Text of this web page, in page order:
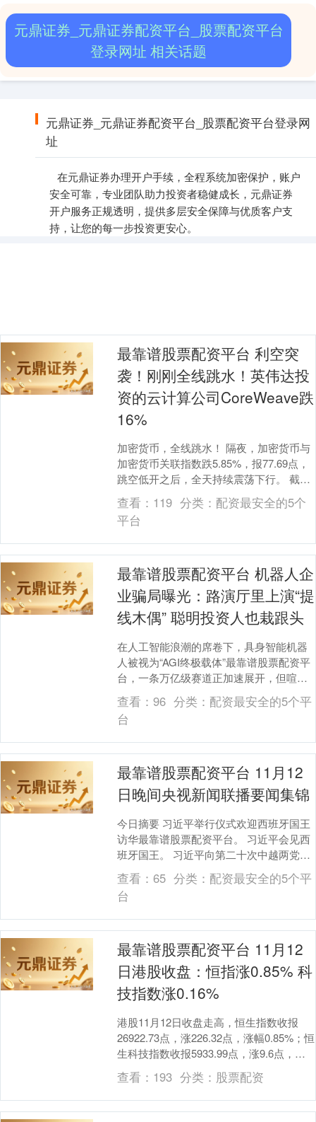
元鼎证券_元鼎证券配资平台_股票配资平台登录网
址
在元鼎证券办理开户手续，全程系统加密保护，账户
安全可靠，专业团队助力投资者稳健成长，元鼎证券
开户服务正规透明，提供多层安全保障与优质客户支
持，让您的每一步投资更安心。
元鼎证券_元鼎证券配资平台_股票配资平台
登录网址 相关话题
最靠谱股票配资平台 利空突
袭！刚刚全线跳水！英伟达投
资的云计算公司CoreWeave跌
16%
加密货币，全线跳水！ 隔夜，加密货币与
加密货币关联指数跌5.85%，报77.69点，
跳空低开之后，全天持续震荡下行。 截至
发稿，比特币跌超2.8%；币安币跌超3....
查看： 119 分类： 配资最安全的5个
平台
最靠谱股票配资平台 机器人企
业骗局曝光：路演厅里上演“提
线木偶” 聪明投资人也栽跟头
在人工智能浪潮的席卷下，具身智能机器
人被视为“AGI终极载体”最靠谱股票配资平
台，一条万亿级赛道正加速展开，但喧嚣
之下也有暗影。 日前，一名上海投资人刘
尚宪告诉....
查看：96 分类： 配资最安全的5个平
台
最靠谱股票配资平台 11月12
日晚间央视新闻联播要闻集锦
今日摘要 习近平举行仪式欢迎西班牙国王
访华最靠谱股票配资平台。 习近平会见西
班牙国王。 习近平向第二十次中越两党理
论研讨会致贺信。 李强会见西班牙国王。
赵乐际....
查看：65 分类： 配资最安全的5个平
台
最靠谱股票配资平台 11月12
日港股收盘：恒指涨0.85% 科
技指数涨0.16%
港股11月12日收盘走高，恒生指数收报
26922.73点，涨226.32点，涨幅0.85%；恒
生科技指数收报5933.99点，涨9.6点，涨
幅0.16%。恒生指....
查看： 193 分类： 股票配资